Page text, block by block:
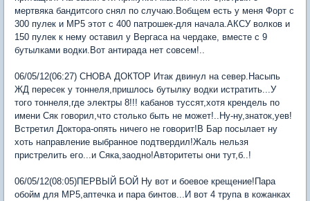
мертвяка бандитсого снял по случаю.Вобщем есть у меня Форт с
300 пулек и МР5 этот с 400 патрошек-для начала.АКСУ волков и
150 пулек к нему оставил у Вергаса на чердаке, вместе с 9
бутылками водки.Вот антирада нет совсем!..
06/05/12(06:27) СНОВА ДОКТОР Итак двинул на север.Насыпь
ЖД пересек у тоннеля,пришлось бутылку водки истратить...У
того тоннеля,где электры 8!!! кабанов туссят,хотя крендель по
имени Сяк говорил,что столько быть не может!..Ну-ну,знаток,уев!
Встретил Доктора-опять ничего не говорит!В Бар посылает ну
хоть направление выбранное подтвердил!Жаль нельзя
пристрелить его...и Сяка,заодно!Авторитеты они тут,б..!
06/05/12(08:05)ПЕРВЫЙ БОЙ Ну вот и боевое крещение!Пара
обойм для МР5,аптечка и пара бинтов...И вот 4 трупа в кожанках